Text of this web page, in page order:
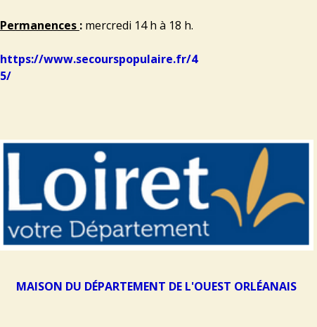
Permanences : mercredi 14 h à 18 h.
https://www.secourspopulaire.fr/4
5/
MAISON DU DÉPARTEMENT DE L'OUEST ORLÉANAIS